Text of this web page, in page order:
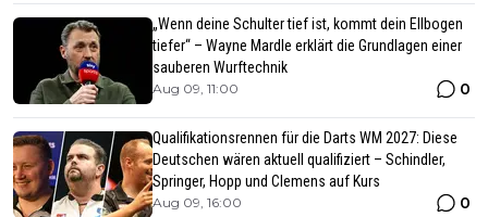
„Wenn deine Schulter tief ist, kommt dein Ellbogen
tiefer“ – Wayne Mardle erklärt die Grundlagen einer
sauberen Wurftechnik
Aug 09, 11:00 0
Qualifikationsrennen für die Darts WM 2027: Diese
Deutschen wären aktuell qualifiziert – Schindler,
Springer, Hopp und Clemens auf Kurs
Aug 09, 16:00 0